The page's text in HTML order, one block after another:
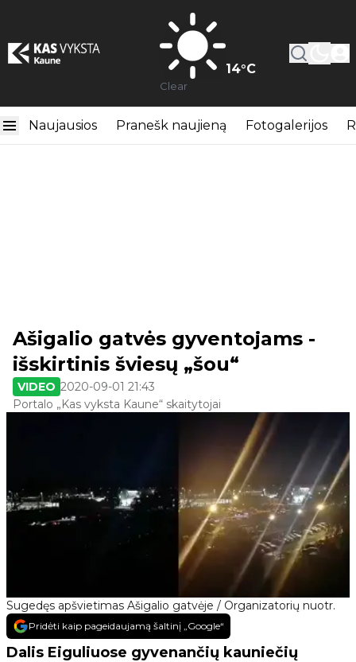
14°C
Clear
Naujausios Pranešk naujieną Fotogalerijos
Sugedęs apšvietimas Ašigalio gatvėje / Organizatorių nuotr.
Ašigalio gatvės gyventojams -
išskirtinis šviesų „šou“
VIDEO 2020-09-01 21:43
Portalo „Kas vyksta Kaune“ skaitytojai
Pridėti kaip pageidaujamą šaltinį „Google“
Dalis Eiguliuose gyvenančių kauniečių